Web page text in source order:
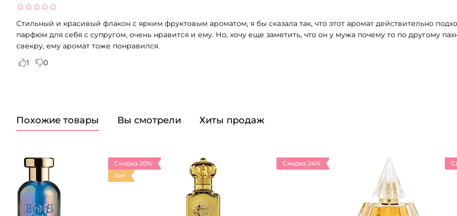
Стильный и красивый флакон с ярким фруктовым ароматом, я бы сказала так, что этот аромат действительно
парфюм для себя с супругом, очень нравится и ему. Но, хочу еще заметить, что он у мужа почему то по другому
свекру, ему аромат тоже понравился.
1
0
Похожие товары Вы смотрели Хиты продаж
Скидка 20%
Хит
Скидка 24%